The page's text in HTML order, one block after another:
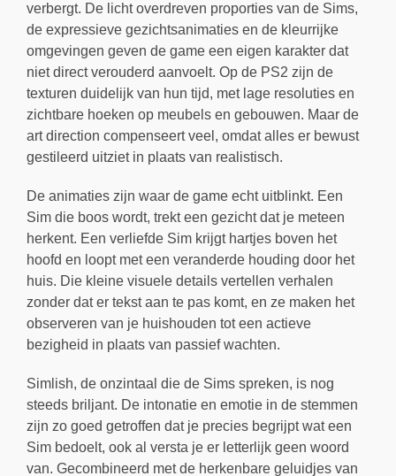
verbergt. De licht overdreven proporties van de Sims,
de expressieve gezichtsanimaties en de kleurrijke
omgevingen geven de game een eigen karakter dat
niet direct verouderd aanvoelt. Op de PS2 zijn de
texturen duidelijk van hun tijd, met lage resoluties en
zichtbare hoeken op meubels en gebouwen. Maar de
art direction compenseert veel, omdat alles er bewust
gestileerd uitziet in plaats van realistisch.
De animaties zijn waar de game echt uitblinkt. Een
Sim die boos wordt, trekt een gezicht dat je meteen
herkent. Een verliefde Sim krijgt hartjes boven het
hoofd en loopt met een veranderde houding door het
huis. Die kleine visuele details vertellen verhalen
zonder dat er tekst aan te pas komt, en ze maken het
observeren van je huishouden tot een actieve
bezigheid in plaats van passief wachten.
Simlish, de onzintaal die de Sims spreken, is nog
steeds briljant. De intonatie en emotie in de stemmen
zijn zo goed getroffen dat je precies begrijpt wat een
Sim bedoelt, ook al versta je er letterlijk geen woord
van. Gecombineerd met de herkenbare geluidjes van